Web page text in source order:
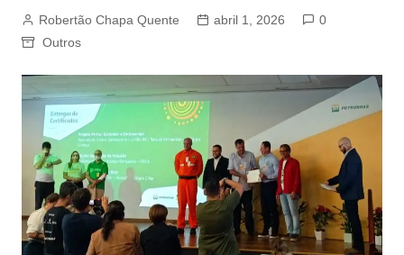
Robertão Chapa Quente abril 1, 2026
0
Outros